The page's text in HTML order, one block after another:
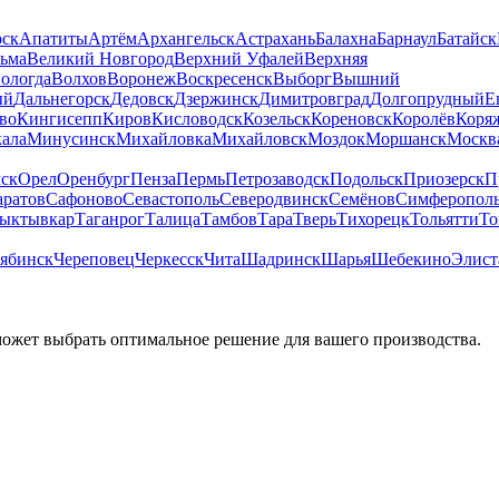
АпатитыАртёмАрхангельскАстраханьБалахнаБарнаулБатайск
Великий НовгородВерхний УфалейВерхняя
ВолховВоронежВоскресенскВыборгВышний
ДальнегорскДедовскДзержинскДимитровградДолгопрудный
КингисеппКировКисловодскКозельскКореновскКоролёв
МинусинскМихайловкаМихайловскМоздокМоршанск
ОрелОренбургПензаПермьПетрозаводскПодольскПриозерск
СафоновоСевастопольСеверодвинскСемёнов
ТаганрогТалицаТамбовТараТверьТихорецкТольятти
ЧереповецЧеркесскЧитаШадринскШарьяШебекино
выбрать оптимальное решение для вашего производства.